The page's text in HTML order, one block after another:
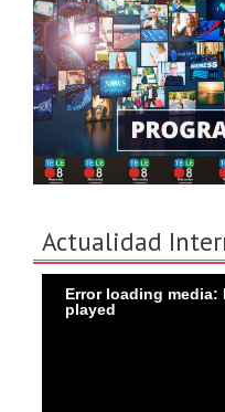
Actualidad